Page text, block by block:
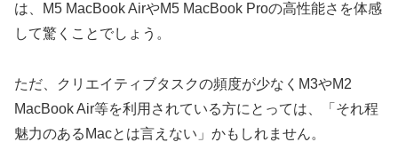
は、M5 MacBook AirやM5 MacBook Proの高性能さを体感
して驚くことでしょう。
ただ、クリエイティブタスクの頻度が少なくM3やM2
MacBook Air等を利用されている方にとっては、「それ程
魅力のあるMacとは言えない」かもしれません。